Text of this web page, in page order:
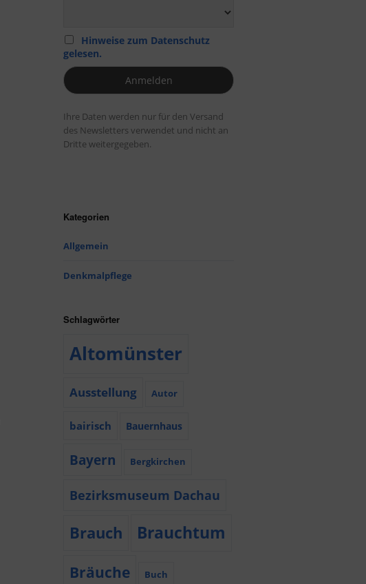
Hinweise zum Datenschutz
gelesen.
Ihre Daten werden nur für den Versand
des Newsletters verwendet und nicht an
Dritte weitergegeben.
Kategorien
Allgemein
Denkmalpflege
Schlagwörter
Altomünster
Ausstellung Autor
bairisch Bauernhaus
Bayern Bergkirchen
Bezirksmuseum Dachau
Brauch Brauchtum
Bräuche Buch